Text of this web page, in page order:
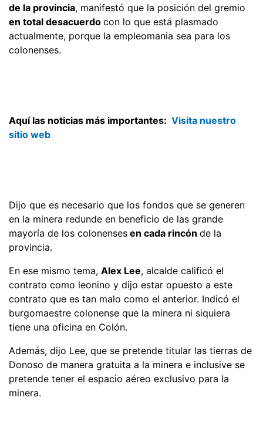
de la provincia, manifestó que la posición del gremio
en total desacuerdo con lo que está plasmado
actualmente, porque la empleomania sea para los
colonenses.
Aquí las noticias más importantes: Visita nuestro
sitio web
Dijo que es necesario que los fondos que se generen
en la minera redunde en beneficio de las grande
mayoría de los colonenses en cada rincón de la
provincia.
En ese mismo tema, Alex Lee, alcalde calificó el
contrato como leonino y dijo estar opuesto a este
contrato que es tan malo como el anterior. Indicó el
burgomaestre colonense que la minera ni siquiera
tiene una oficina en Colón.
Además, dijo Lee, que se pretende titular las tierras de
Donoso de manera gratuita a la minera e inclusive se
pretende tener el espacio aéreo exclusivo para la
minera.